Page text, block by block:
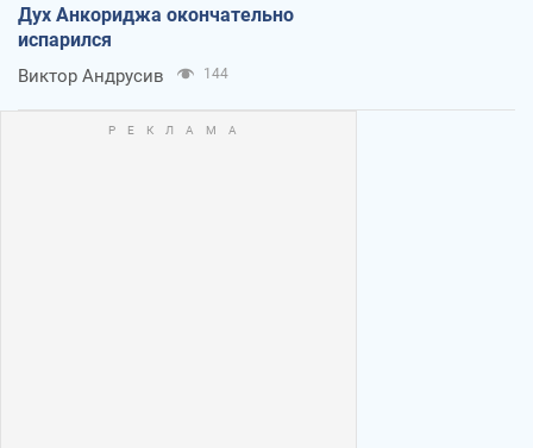
Дух Анкориджа окончательно
испарился
Виктор Андрусив 144